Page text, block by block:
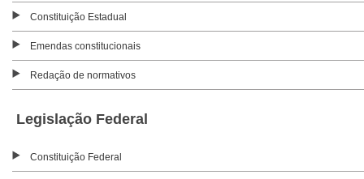
Constituição Estadual
Emendas constitucionais
Redação de normativos
Legislação Federal
Constituição Federal